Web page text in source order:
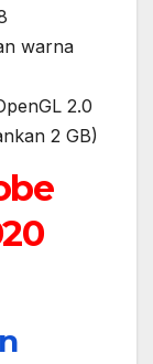
warna
2.0
2 GB)